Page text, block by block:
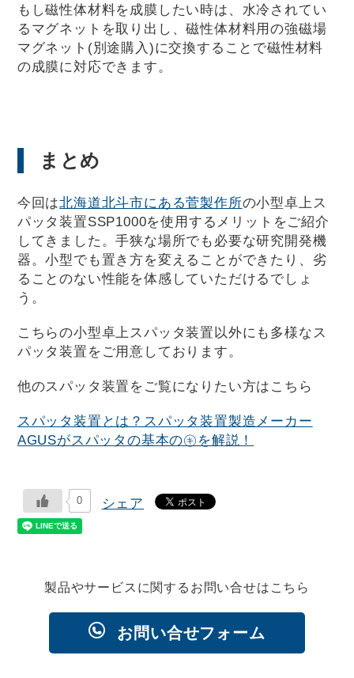
もし磁性体材料を成膜したい時は、水冷されてい
るマグネットを取り出し、磁性体材料用の強磁場
マグネット(別途購入)に交換することで磁性材料
の成膜に対応できます。
まとめ
今回は北海道北斗市にある菅製作所の小型卓上ス
パッタ装置SSP1000を使用するメリットをご紹介
してきました。手狭な場所でも必要な研究開発機
器。小型でも置き方を変えることができたり、劣
ることのない性能を体感していただけるでしょ
う。
こちらの小型卓上スパッタ装置以外にも多様なス
パッタ装置をご用意しております。
他のスパッタ装置をご覧になりたい方はこちら
スパッタ装置とは？スパッタ装置製造メーカー
AGUSがスパッタの基本の㋖を解説！
0 シェア
製品やサービスに関するお問い合せはこちら
お問い合せフォーム